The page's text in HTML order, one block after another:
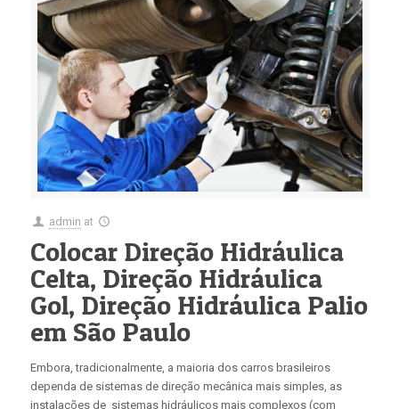
admin at
Colocar Direção Hidráulica
Celta, Direção Hidráulica
Gol, Direção Hidráulica Palio
em São Paulo
Embora, tradicionalmente, a maioria dos carros brasileiros
dependa de sistemas de direção mecânica mais simples, as
instalações de sistemas hidráulicos mais complexos (com